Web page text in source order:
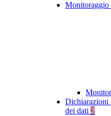
Monitoraggio
Dichiarazioni
dei dati 2